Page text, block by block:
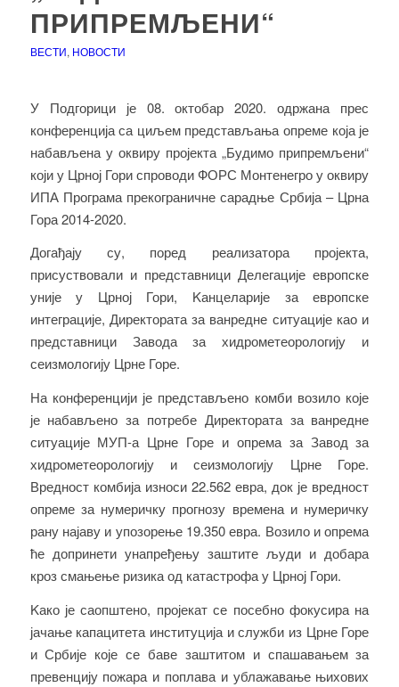
ПРИПРЕМЉЕНИ“
ВЕСТИ, НОВОСТИ
У Подгорици је 08. октобар 2020. одржана прес
конференција са циљем представљања опреме која је
набављена у оквиру пројекта „Будимо припремљени“
који у Црној Гори спроводи ФОРС Монтенегро у оквиру
ИПА Програма прекограничне сарадње Србија – Црна
Гора 2014-2020.
Догађају су, поред реализатора пројекта,
присуствовали и представници Делегације европске
уније у Црној Гори, Kанцеларије за европске
интеграције, Директората за ванредне ситуације као и
представници Завода за хидрометеорологију и
сеизмологију Црне Горе.
На конференцији је представљено комби возило које
је набављено за потребе Директората за ванредне
ситуације МУП-а Црне Горе и опрема за Завод за
хидрометеорологију и сеизмологију Црне Горе.
Вредност комбија износи 22.562 евра, док је вредност
опреме за нумеричку прогнозу времена и нумеричку
рану најаву и упозорење 19.350 евра. Возило и опрема
ће допринети унапређењу заштите људи и добара
кроз смањење ризика од катастрофа у Црној Гори.
Kако је саопштено, пројекат се посебно фокусира на
јачање капацитета институција и служби из Црне Горе
и Србије које се баве заштитом и спашавањем за
превенцију пожара и поплава и ублажавање њихових